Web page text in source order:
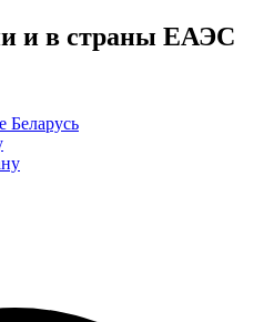
и в страны ЕАЭС
Беларусь